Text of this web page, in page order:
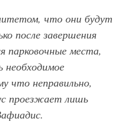
что они будут
после завершения
парковочные места,
что неправильно,
проезжает лишь